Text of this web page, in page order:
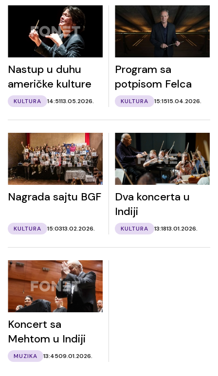
Nastup u duhu
američke kulture
KULTURA 14:5113.05.2026.
Program sa
potpisom Felca
KULTURA 15:1515.04.2026.
Nagrada sajtu BGF
KULTURA 15:0313.02.2026.
Dva koncerta u
Indiji
KULTURA 13:1813.01.2026.
Koncert sa
Mehtom u Indiji
MUZIKA 13:4509.01.2026.